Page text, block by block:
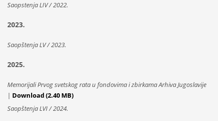
Saopstenja LIV / 2022.
2023.
Saopštenja LV / 2023.
2025.
Memorijali Prvog svetskog rata u fondovima i zbirkama Arhiva Jugoslavije
| Download (2.40 MB)
Saopštenja LVI / 2024.